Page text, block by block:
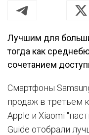
Лучшим для
тогда как
сочетанием
Смартфоны
продаж в третьем
Apple и Xiaomi
Guide отобрали